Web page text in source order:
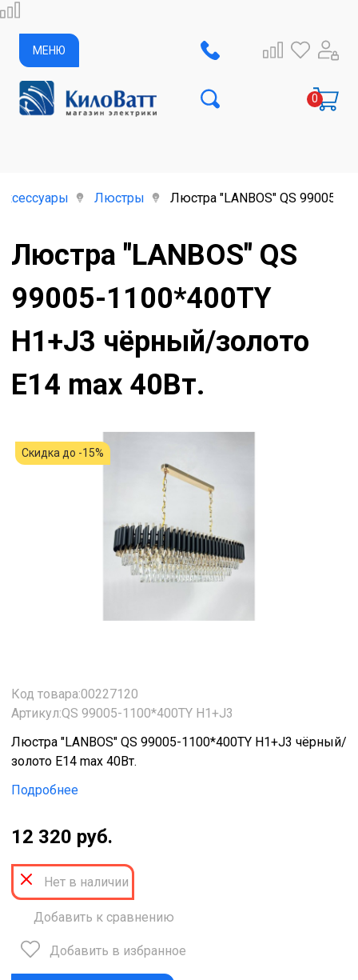
МЕНЮ
Люстры Люстра "LANBOS" QS 99005-
Люстра "LANBOS" QS
99005-1100*400TY
H1+J3 чёрный/золото
Е14 max 40Вт.
Скидка до -15%
Код товара:00227120
Артикул:QS 99005-1100*400TY H1+J3
Люстра "LANBOS" QS 99005-1100*400TY H1+J3 чёрный/
золото Е14 max 40Вт.
Подробнее
12 320 руб.
Нет в наличии
Добавить к сравнению
Добавить в избранное